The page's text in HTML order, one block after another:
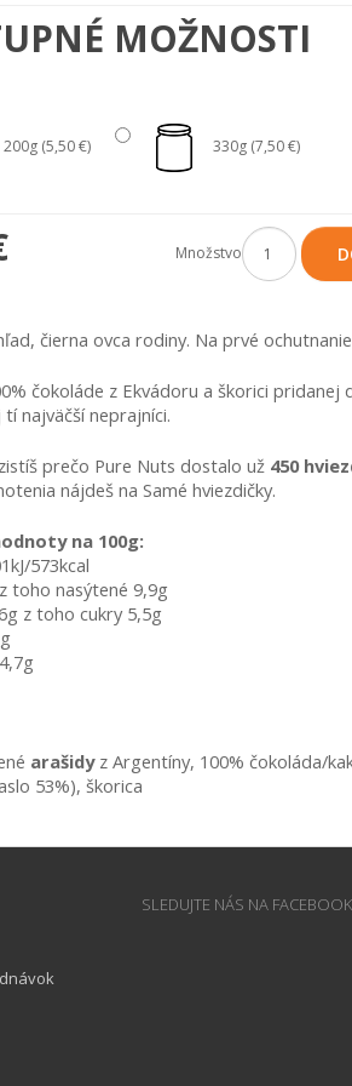
MOŽNOSTI
200g (5,50 €) 330g (7,50 €)
Množstvo
čierna ovca rodiny. Na prvé
čokoláde z Ekvádoru a škorici
najväčší neprajníci.
prečo Pure Nuts dostalo už 450
nájdeš na Samé hviezdičky.
na 100g:
573kcal
toho nasýtené 9,9g
z toho cukry 5,5g
arašidy z Argentíny, 100% čokoláda/
53%), škorica
SLEDUJTE NÁS NA